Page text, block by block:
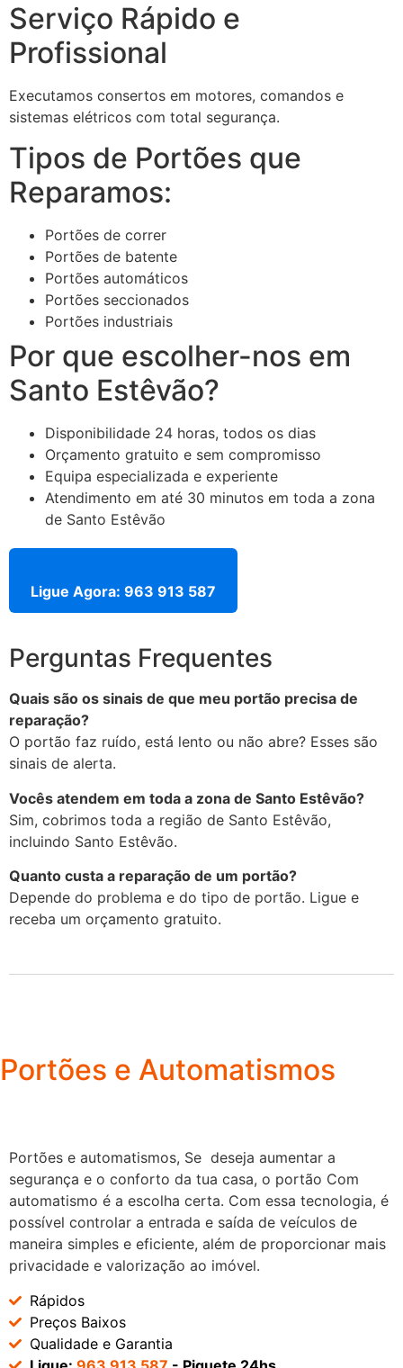
Serviço Rápido e
Profissional
Executamos consertos em motores, comandos e
sistemas elétricos com total segurança.
Tipos de Portões que
Reparamos:
Portões de correr
Portões de batente
Portões automáticos
Portões seccionados
Portões industriais
Por que escolher-nos em
Santo Estêvão?
Disponibilidade 24 horas, todos os dias
Orçamento gratuito e sem compromisso
Equipa especializada e experiente
Atendimento em até 30 minutos em toda a zona
de Santo Estêvão
Ligue Agora: 963 913 587
Perguntas Frequentes
Quais são os sinais de que meu portão precisa de
reparação?
O portão faz ruído, está lento ou não abre? Esses são
sinais de alerta.
Vocês atendem em toda a zona de Santo Estêvão?
Sim, cobrimos toda a região de Santo Estêvão,
incluindo Santo Estêvão.
Quanto custa a reparação de um portão?
Depende do problema e do tipo de portão. Ligue e
receba um orçamento gratuito.
Portões e Automatismos
Portões e automatismos, Se deseja aumentar a
segurança e o conforto da tua casa, o portão Com
automatismo é a escolha certa. Com essa tecnologia, é
possível controlar a entrada e saída de veículos de
maneira simples e eficiente, além de proporcionar mais
privacidade e valorização ao imóvel.
Rápidos
Preços Baixos
Qualidade e Garantia